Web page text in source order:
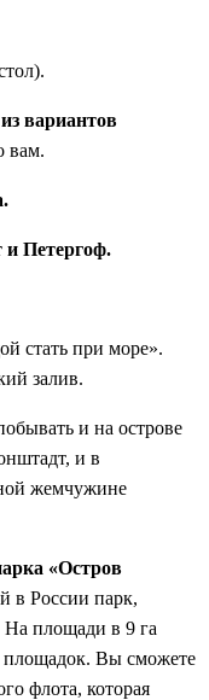
вариантов
вам.
Петергоф.
стать при море».
залив.
и на острове
и в
жемчужине
«Остров
в России парк,
площади в 9 га
площадок. Вы сможете
флота, которая